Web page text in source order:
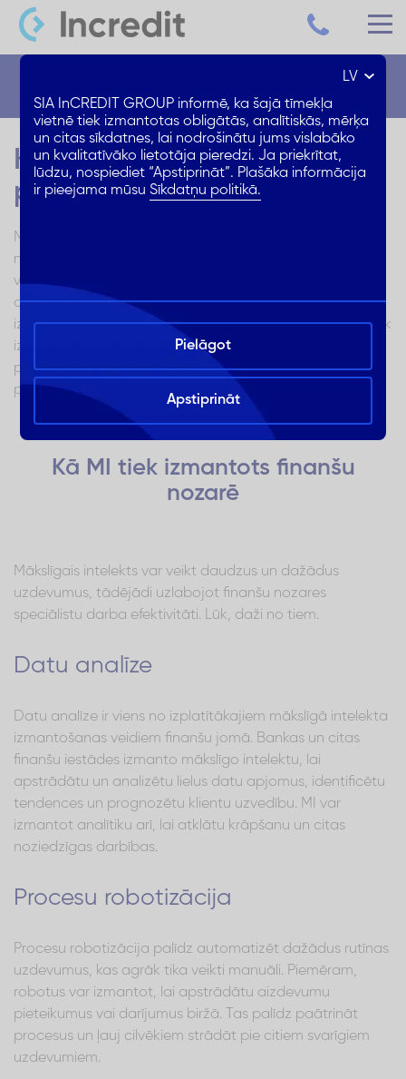
Kā mākslīgais intelekts
palīdz finanšu nozarei?
Mākslīgā intelekta (MI) izmantošana šodien ir jauna
norma daudzās jomās. Finanšu nozares profesionāļi jau
vairākus gadus izmanto mākslīgā intelekta iespējas, lai
automatizētu procesus un novērstu kļūdas, kas var
izmaksāt daudz naudas. Šajā rakstā aplūkosim, kā MI tiek
izmantots finanšu sektorā, kādas ir tā izmantošanas
priekšrocības un problēmas, kā arī tā attīstības
perspektīvas.
Kā MI tiek izmantots finanšu
nozarē
Mākslīgais intelekts var veikt daudzus un dažādus
uzdevumus, tādējādi uzlabojot finanšu nozares
speciālistu darba efektivitāti. Lūk, daži no tiem.
Datu analīze
Datu analīze ir viens no izplatītākajiem mākslīgā intelekta
izmantošanas veidiem finanšu jomā. Bankas un citas
finanšu iestādes izmanto mākslīgo intelektu, lai
apstrādātu un analizētu lielus datu apjomus, identificētu
tendences un prognozētu klientu uzvedību. MI var
izmantot analītiku arī, lai atklātu krāpšanu un citas
noziedzīgas darbības.
Procesu robotizācija
Procesu robotizācija palīdz automatizēt dažādus rutīnas
uzdevumus, kas agrāk tika veikti manuāli. Piemēram,
robotus var izmantot, lai apstrādātu aizdevumu
pieteikumus vai darījumus biržā. Tas palīdz paātrināt
procesus un ļauj cilvēkiem strādāt pie citiem svarīgiem
uzdevumiem.
LV
SIA InCREDIT GROUP informē, ka šajā tīmekļa
vietnē tiek izmantotas obligātās, analītiskās, mērķa
un citas sīkdatnes, lai nodrošinātu jums vislabāko
un kvalitatīvāko lietotāja pieredzi. Ja priekrītat,
lūdzu, nospiediet “Apstiprināt”. Plašāka informācija
ir pieejama mūsuSīkdatņu politikā.
Pielāgot
Apstiprināt